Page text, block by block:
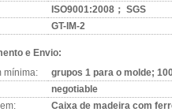
ISO9001:2008； SGS
GT-IM-2
e Envio:
mínima:
grupos 1 para o molde;
negotiable
Caixa de madeira com